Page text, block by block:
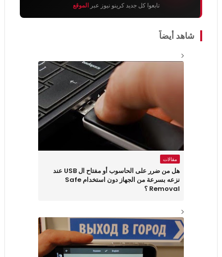
تابعوا كل جديد كرينو نيوز عبر الموقع
شاهد أيضاً
مقالات
هل من ضرر على الحاسوب أو مفتاح ال USB عند
نزعه بسرعة من الجهاز دون استخدام Safe
Removal ؟